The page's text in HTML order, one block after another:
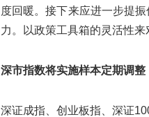
度回暖。接下来应进一步提
力。以政策工具箱的灵活性
深市指数将实施样本定期调整
深证成指、创业板指、深证